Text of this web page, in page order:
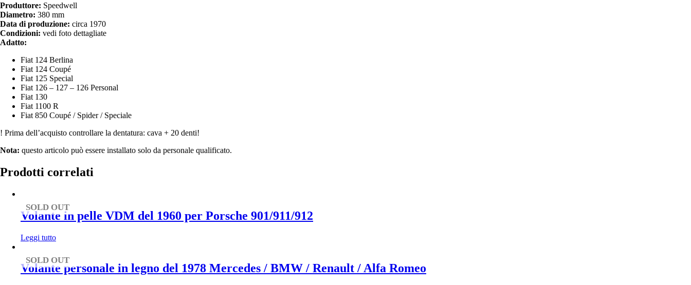
124
/
125
/
126
1100
Produttore: Speedwell
Diametro: 380 mm
Data di produzione: circa 1970
Condizioni: vedi foto dettagliate
Adatto:
Fiat 124 Berlina
Fiat 124 Coupé
Fiat 125 Special
Fiat 126 – 127 – 126 Personal
Fiat 130
Fiat 1100 R
Fiat 850 Coupé / Spider / Speciale
! Prima dell’acquisto controllare la dentatura: cava + 20 denti!
Nota: questo articolo può essere installato solo da personale qualificato.
Prodotti correlati
SOLD OUT
Volante in pelle VDM del 1960 per Porsche 901/911/912
Leggi tutto
SOLD OUT
Volante personale in legno del 1978 Mercedes / BMW / Renault / Alfa Romeo